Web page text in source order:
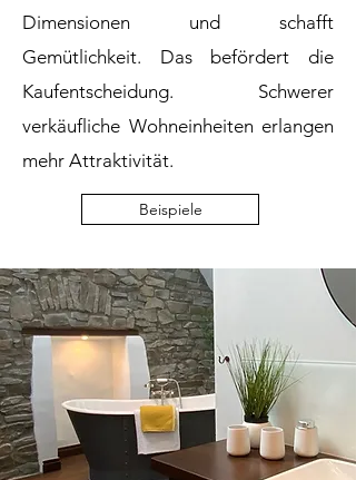
Dimensionen und schafft
Gemütlichkeit. Das befördert die
Kaufentscheidung. Schwerer
verkäufliche Wohneinheiten erlangen
mehr Attraktivität.
Beispiele